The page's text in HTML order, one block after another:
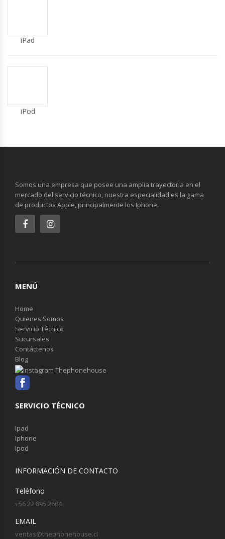
iPad
iPod
Somos una empresa que posee una amplia trayectoria en el
mercado del servicio técnico, nuestra especialidad es la gama
de productos Apple, principalmente los Iphone.
MENÚ
Home
Quienes Somos
Servicio Técnico
Sucursales
Contáctenos
Blog
SERVICIO TÉCNICO
Ipad
Iphone
Ipod
INFORMACIÓN DE CONTACTO
Teléfono
+56 22 895 2684
EMAIL
ventas@thephonehouse.cl